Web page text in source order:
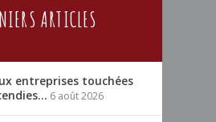
ARTICLES
entreprises touchées
6 août 2026